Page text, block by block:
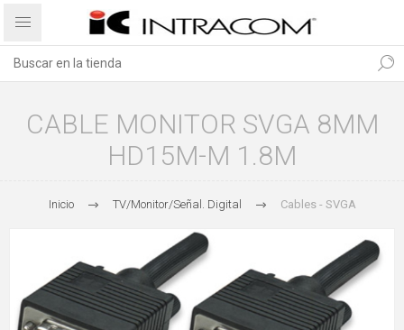
CABLE MONITOR SVGA 8MM
HD15M-M 1.8M
Inicio TV/Monitor/Señal. Digital Cables - SVGA